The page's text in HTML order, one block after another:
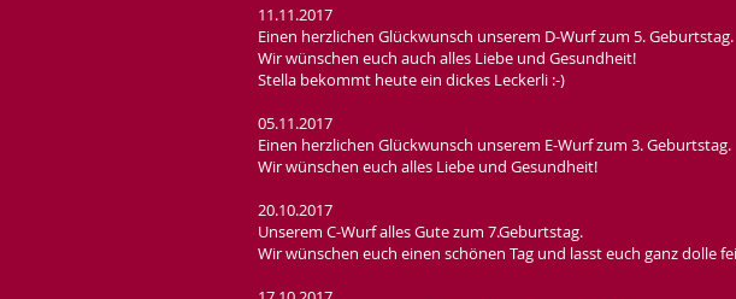
11.11.2017
Einen herzlichen Glückwunsch unserem D-Wurf zum 5. Geburtstag.
Wir wünschen euch auch alles Liebe und Gesundheit!
Stella bekommt heute ein dickes Leckerli :-)
05.11.2017
Einen herzlichen Glückwunsch unserem E-Wurf zum 3. Geburtstag.
Wir wünschen euch alles Liebe und Gesundheit!
20.10.2017
Unserem C-Wurf alles Gute zum 7.Geburtstag.
Wir wünschen euch einen schönen Tag und lasst euch ganz dolle